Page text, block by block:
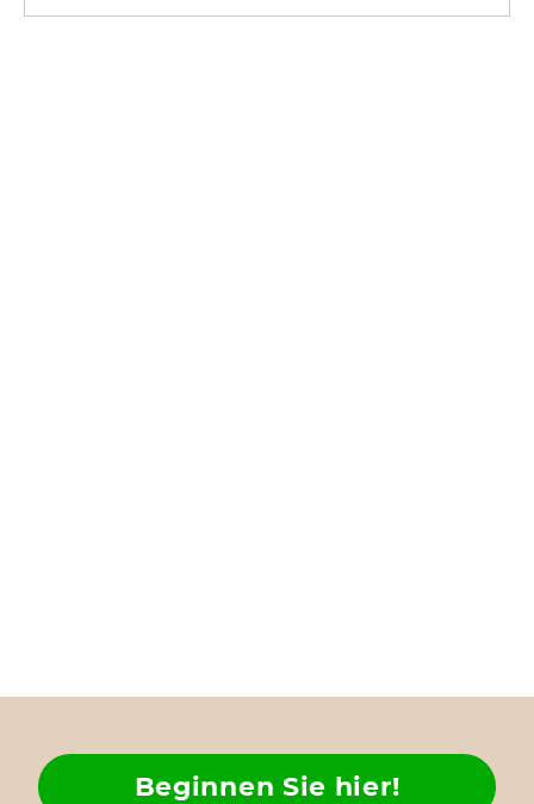
Beginnen Sie hier!